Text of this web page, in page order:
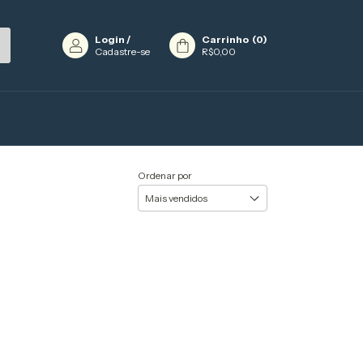
Login /
Cadastre-se
Carrinho (0)
R$0,00
Ordenar por